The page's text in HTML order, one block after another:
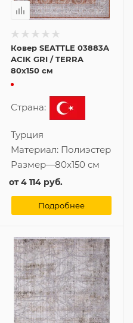
Ковер SEATTLE 03883A
ACIK GRI / TERRA
80x150 см
Страна:
Турция
Материал: Полиэстер
Размер—80x150 см
от4 114 руб.
Подробнее